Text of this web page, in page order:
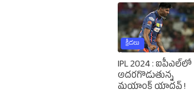
క్రీడలు
IPL 2024 : ఐపీఎల్‌లో
అదరగొడుతున్న
మయాంక్‌ యాదవ్‌ !